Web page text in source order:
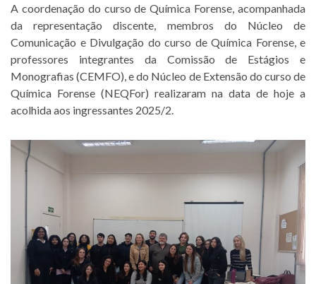
A coordenação do curso de Química Forense, acompanhada
da representação discente, membros do Núcleo de
Comunicação e Divulgação do curso de Química Forense, e
professores integrantes da Comissão de Estágios e
Monografias (CEMFO), e do Núcleo de Extensão do curso de
Química Forense (NEQFor) realizaram na data de hoje a
acolhida aos ingressantes 2025/2.